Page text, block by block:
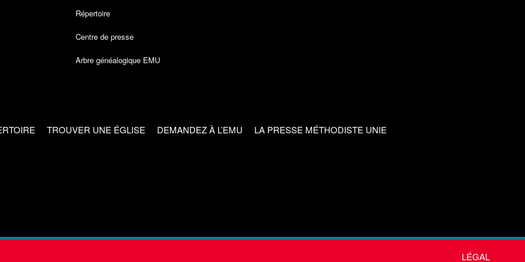
Répertoire
Centre de presse
Arbre généalogique EMU
TROUVER UNE ÉGLISE DEMANDEZ À L’EMU LA PRESSE MÉTHODISTE UNIE
LÉGAL